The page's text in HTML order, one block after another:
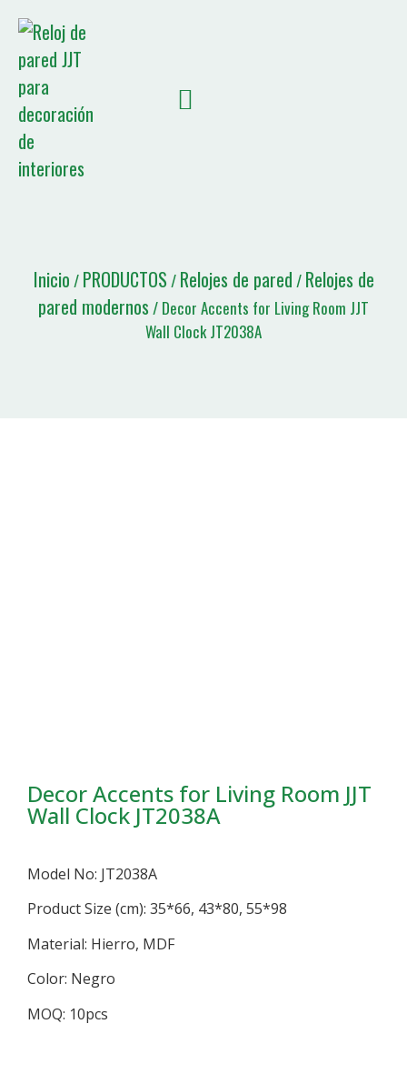
Inicio / PRODUCTOS / Relojes de pared / Relojes de
pared modernos / Decor Accents for Living Room JJT
Wall Clock JT2038A
Decor Accents for Living Room JJT
Wall Clock JT2038A
Model No: JT2038A
Product Size (cm): 35*66, 43*80, 55*98
Material: Hierro, MDF
Color: Negro
MOQ: 10pcs